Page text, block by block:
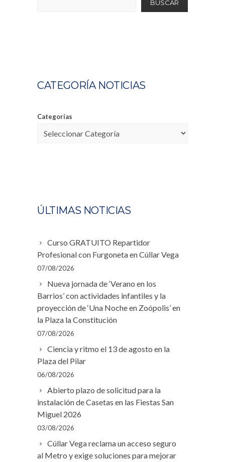
BUSCAR
CATEGORÍA NOTICIAS
Categorías
ÚLTIMAS NOTICIAS
Curso GRATUITO Repartidor
Profesional con Furgoneta en Cúllar Vega
07/08/2026
Nueva jornada de ‘Verano en los
Barrios’ con actividades infantiles y la
proyección de ‘Una Noche en Zoópolis’ en
la Plaza la Constitución
07/08/2026
Ciencia y ritmo el 13 de agosto en la
Plaza del Pilar
06/08/2026
Abierto plazo de solicitud para la
instalación de Casetas en las Fiestas San
Miguel 2026
03/08/2026
Cúllar Vega reclama un acceso seguro
al Metro y exige soluciones para mejorar